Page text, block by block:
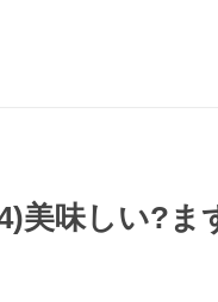
美味しい?ま